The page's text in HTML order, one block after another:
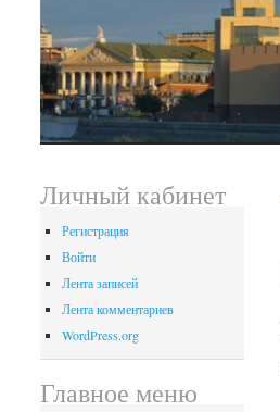
Личный кабинет
Регистрация
Войти
Лента записей
Лента комментариев
WordPress.org
Главное меню